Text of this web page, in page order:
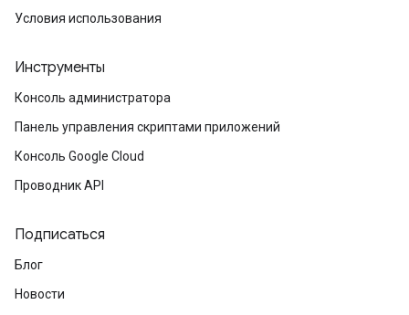
Условия использования
Инструменты
Консоль администратора
Панель управления скриптами приложений
Консоль Google Cloud
Проводник API
Подписаться
Блог
Новости